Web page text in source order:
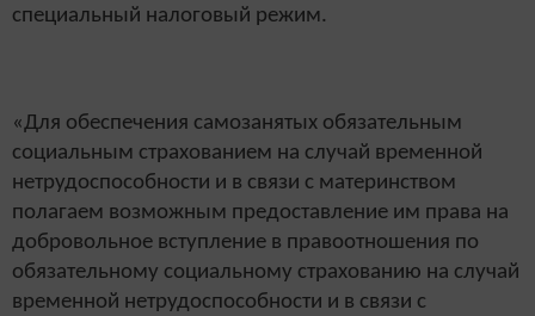
специальный налоговый режим.
«Для обеспечения самозанятых обязательным
социальным страхованием на случай временной
нетрудоспособности и в связи с материнством
полагаем возможным предоставление им права на
добровольное вступление в правоотношения по
обязательному социальному страхованию на случай
временной нетрудоспособности и в связи с